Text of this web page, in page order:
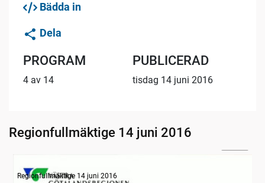
Bädda in
Dela
PROGRAM
4 av 14
PUBLICERAD
tisdag 14 juni 2016
Regionfullmäktige 14 juni 2016
Information
Regionfullmäktige 14 juni 2016